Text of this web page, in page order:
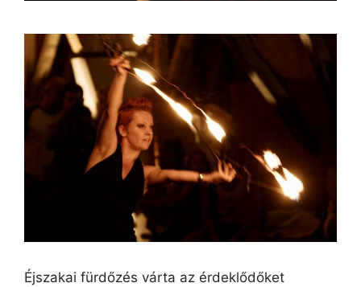
Éjszakai fürdőzés várta az érdeklődőket